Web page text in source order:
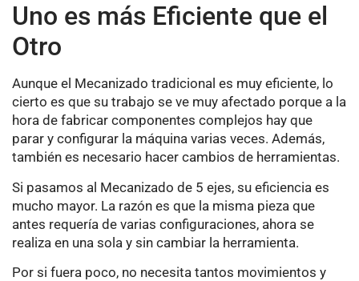
Uno es más Eficiente que el
Otro
Aunque el Mecanizado tradicional es muy eficiente, lo
cierto es que su trabajo se ve muy afectado porque a la
hora de fabricar componentes complejos hay que
parar y configurar la máquina varias veces. Además,
también es necesario hacer cambios de herramientas.
Si pasamos al Mecanizado de 5 ejes, su eficiencia es
mucho mayor. La razón es que la misma pieza que
antes requería de varias configuraciones, ahora se
realiza en una sola y sin cambiar la herramienta.
Por si fuera poco, no necesita tantos movimientos y